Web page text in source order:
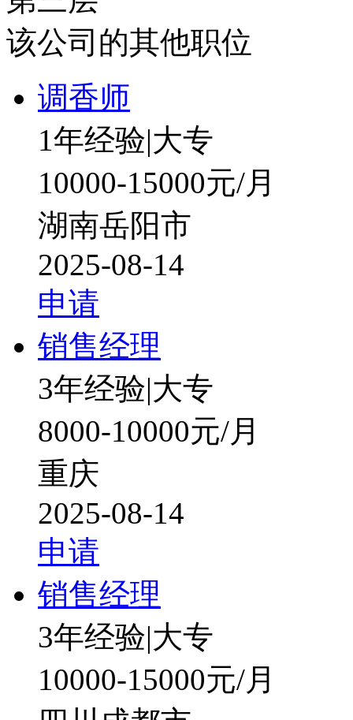
该公司的其他职位
调香师
1年经验|大专
10000-15000元/月
湖南岳阳市
2025-08-14
申请
销售经理
3年经验|大专
8000-10000元/月
重庆
2025-08-14
申请
销售经理
3年经验|大专
10000-15000元/月